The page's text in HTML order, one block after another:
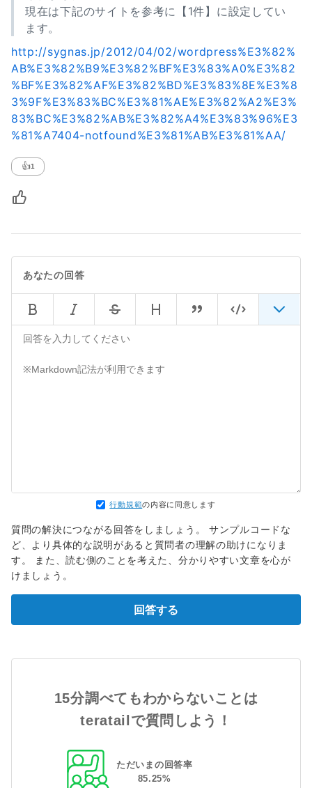
現在は下記のサイトを参考に【1件】に設定してい
ます。
http://sygnas.jp/2012/04/02/wordpress%E3%82%
AB%E3%82%B9%E3%82%BF%E3%83%A0%E3%82
%BF%E3%82%AF%E3%82%BD%E3%83%8E%E3%8
3%9F%E3%83%BC%E3%81%AE%E3%82%A2%E3%
83%BC%E3%82%AB%E3%82%A4%E3%83%96%E3
%81%A7404-notfound%E3%81%AB%E3%81%AA/
👍1
あなたの回答
行動規範の内容に同意します
質問の解決につながる回答をしましょう。 サンプルコードな
ど、より具体的な説明があると質問者の理解の助けになりま
す。 また、読む側のことを考えた、分かりやすい文章を心が
けましょう。
回答する
15分調べてもわからないことは
teratailで質問しよう！
ただいまの回答率
85.25%